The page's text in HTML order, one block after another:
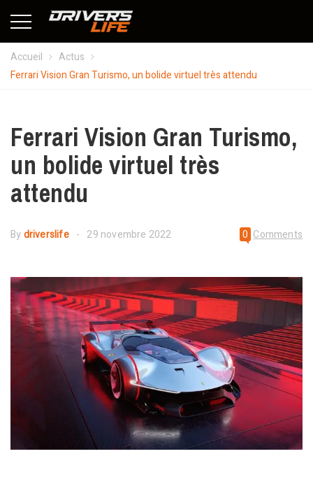
Accueil
Actus
Ferrari Vision Gran Turismo, un bolide virtuel très attendu
Ferrari Vision Gran Turismo,
un bolide virtuel très
attendu
Bydriverslife 29 novembre 2022 0 Comments